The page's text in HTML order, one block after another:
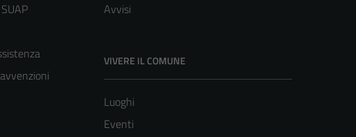
Avvisi
VIVERE IL COMUNE
Luoghi
Eventi